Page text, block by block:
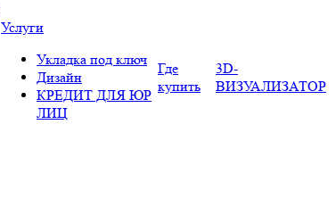
Услуги
Укладка под ключ
Дизайн
КРЕДИТ ДЛЯ ЮР
ЛИЦ
Где
купить
3D-
ВИЗУАЛИЗАТОР